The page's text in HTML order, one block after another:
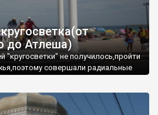
до Атлеша)
"кругосветки" не получилось,пройти
совершали радиальные